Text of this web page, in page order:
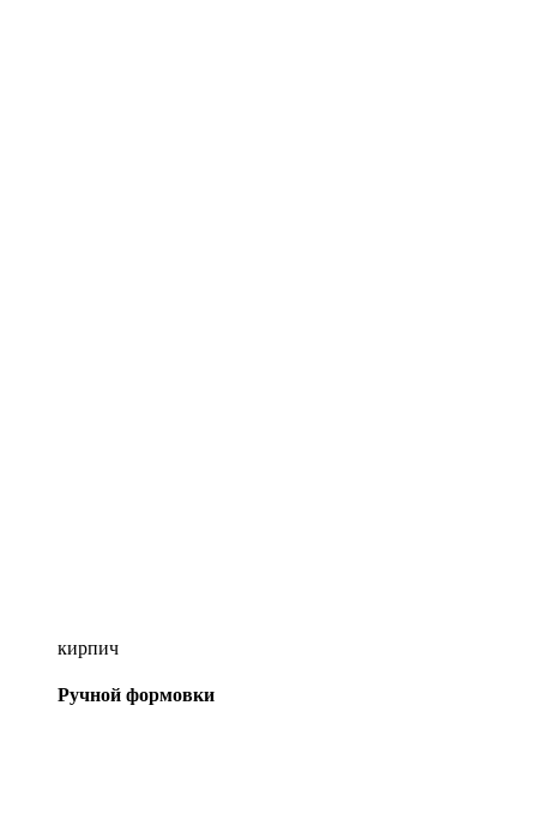
кирпич
Ручной формовки